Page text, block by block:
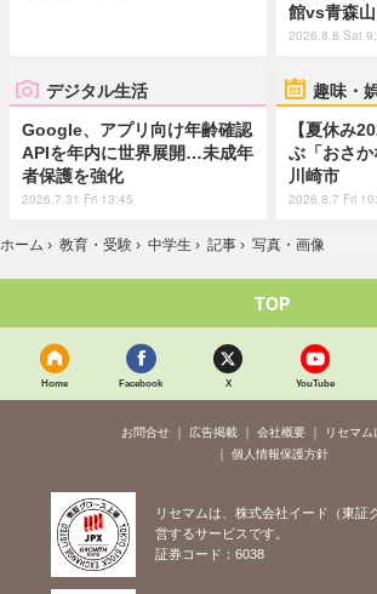
館vs青森
2026.8.8 Sat
デジタル生活
Google、アプリ向け年齢確認
APIを年内に世界展開…未成年
者保護を強化
2026.7.31 Fri 13:45
趣味・
【夏休み
ぶ「おさ
川崎市
2026.8.7 Fri
ホーム › 教育・受験 › 中学生 › 記事 › 写真・画像
TOP
Home Facebook X YouTube
お問合せ 広告掲載 会社概要
リセマム
個人情報保護方針
リセマムは、株式会社イード（東証
営するサービスです。
証券コード：6038